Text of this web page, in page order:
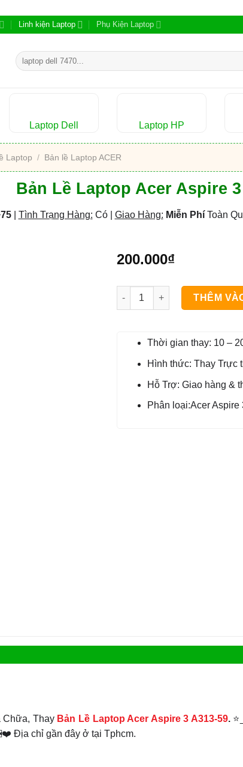
Linh kiện Laptop Phụ Kiện Laptop
Tìm
kiếm:
Laptop Dell Laptop HP
Laptop / Bản lề Laptop ACER
Bản Lề Laptop Acer Aspire 3
75| Tình Trạng Hàng: Có | Giao Hàng: Miễn PhíToàn
200.000₫
Bản Lề Laptop Acer Aspire 3
THÊM
Thời gian thay: 10 –
Hình thức: Thay Trực
Hỗ Trợ: Giao hàng &
Phân loại:Acer Aspire
Chữa, Thay Bản Lề Laptop Acer Aspire 3 A313-59.
Địa chỉ gần đây ở tại Tphcm.